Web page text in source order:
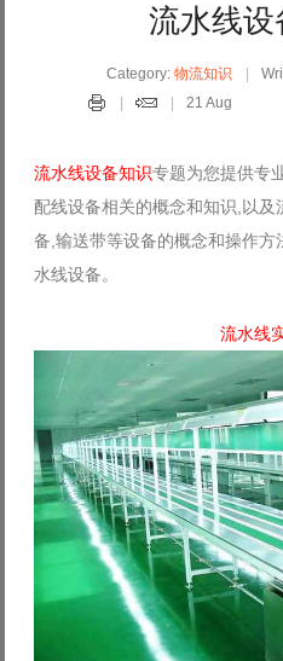
流水线设
Category:物流知识
21 Aug
流水线设备知识专题为您提供专
配线设备相关的概念和知识,以
备,输送带等设备的概念和操作
水线设备。
流水线
Log in with Facebook